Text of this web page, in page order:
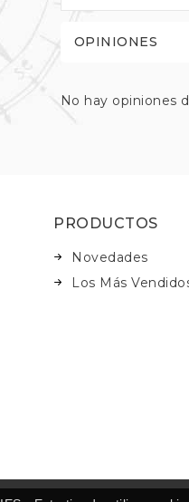
OPINIONES
No hay opiniones
PRODUCTOS
Novedades
Los Más